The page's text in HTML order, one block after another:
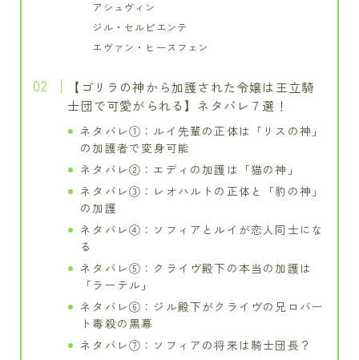
アシュヴィン
ジル・セルピエンテ
エヴァン・ヒースフェン
【ゴリラの神から加護された令嬢は王立騎
士団で可愛がられる】ネタバレ７選！
ネタバレ①：ルイ先輩の正体は「リスの神」
の加護者で変身可能
ネタバレ②：エディの加護は「猫の神」
ネタバレ③：レオハルトの正体と「豹の神」
の加護
ネタバレ④：ソフィアとルイが恋人同士にな
る
ネタバレ⑤：クライヴ殿下の本当の加護は
「ラーテル」
ネタバレ⑥：ジル殿下がクライヴの兄ロバー
ト毒殺の黒幕
ネタバレ⑦：ソフィアの将来は騎士団長？